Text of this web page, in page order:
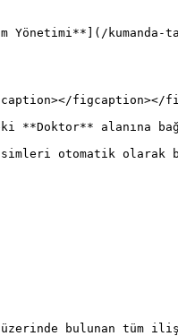
figcaption></
**Doktor** alanına
otomatik
üzerinde bulunan